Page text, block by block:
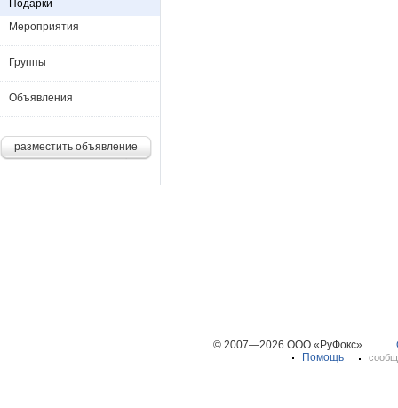
Подарки
Мероприятия
Группы
Объявления
разместить объявление
© 2007—2026 ООО «РуФокс»
Помощь